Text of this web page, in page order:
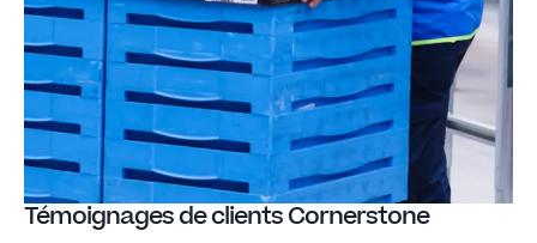
Témoignages de clients Cornerstone